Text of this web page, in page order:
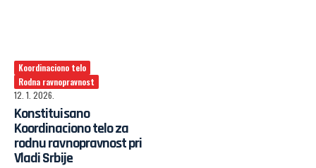
Koordinaciono telo
Rodna ravnopravnost
12. 1. 2026.
Konstituisano
Koordinaciono telo za
rodnu ravnopravnost pri
Vladi Srbije